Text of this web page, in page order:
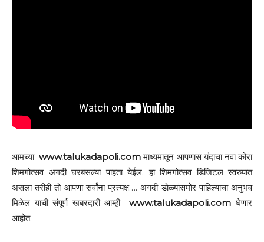
आमच्याwww.talukadapoli.comमाध्यमातून आपणास यंदाचा नवा कोरा
शिमगोत्सव अगदी घरबसल्या पाहता येईल. हा शिमगोत्सव डिजिटल स्वरुपात
असला तरीही तो आपणा सर्वांना प्रत्यक्ष…. अगदी डोळ्यांसमोर पाहिल्याचा अनुभव
मिळेल याची संपूर्ण खबरदारी आम्ही
www.talukadapoli.comघेणार
आहोत.